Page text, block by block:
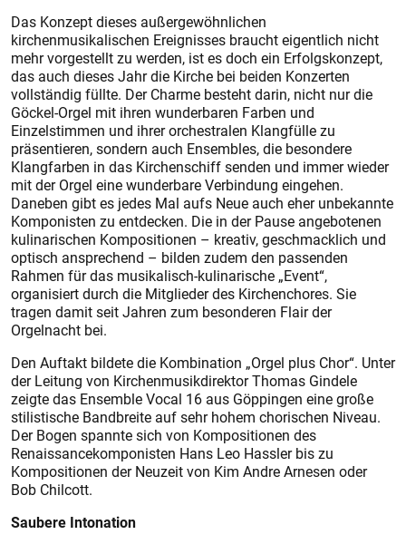
Das Konzept dieses außergewöhnlichen
kirchenmusikalischen Ereignisses braucht eigentlich nicht
mehr vorgestellt zu werden, ist es doch ein Erfolgskonzept,
das auch dieses Jahr die Kirche bei beiden Konzerten
vollständig füllte. Der Charme besteht darin, nicht nur die
Göckel-Orgel mit ihren wunderbaren Farben und
Einzelstimmen und ihrer orchestralen Klangfülle zu
präsentieren, sondern auch Ensembles, die besondere
Klangfarben in das Kirchenschiff senden und immer wieder
mit der Orgel eine wunderbare Verbindung eingehen.
Daneben gibt es jedes Mal aufs Neue auch eher unbekannte
Komponisten zu entdecken. Die in der Pause angebotenen
kulinarischen Kompositionen – kreativ, geschmacklich und
optisch ansprechend – bilden zudem den passenden
Rahmen für das musikalisch-kulinarische „Event“,
organisiert durch die Mitglieder des Kirchenchores. Sie
tragen damit seit Jahren zum besonderen Flair der
Orgelnacht bei.
Den Auftakt bildete die Kombination „Orgel plus Chor“. Unter
der Leitung von Kirchenmusikdirektor Thomas Gindele
zeigte das Ensemble Vocal 16 aus Göppingen eine große
stilistische Bandbreite auf sehr hohem chorischen Niveau.
Der Bogen spannte sich von Kompositionen des
Renaissancekomponisten Hans Leo Hassler bis zu
Kompositionen der Neuzeit von Kim Andre Arnesen oder
Bob Chilcott.
Saubere Intonation